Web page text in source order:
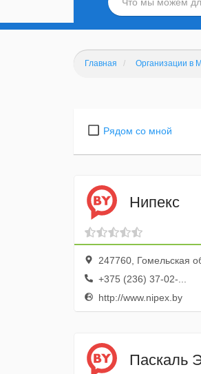
Главная Организации в
Рядом со мной
Нипекс
247760, Гомельская обл., Мозырский
+375 (236) 37-02-...
http://www.nipex.by
Паскаль